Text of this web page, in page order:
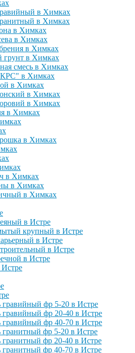
в Химках
в Химках
в Химках
в Химках
в Химках
грунт в Химках
смесь в Химках
КРС" в Химках
в Химках
в Химках
в Химках
в Химках
в Химках
в Химках
в Химках
в Химках
в Истре
крупный в Истре
в Истре
в Истре
в Истре
Истре
фр 5-20 в Истре
фр 20-40 в Истре
фр 40-70 в Истре
фр 5-20 в Истре
фр 20-40 в Истре
фр 40-70 в Истре